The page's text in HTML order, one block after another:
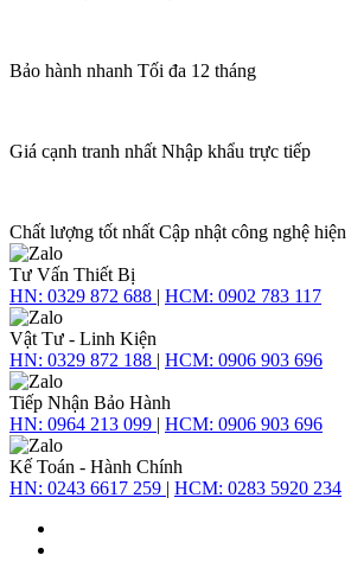
Bảo hành nhanh Tối đa 12 tháng
Giá cạnh tranh nhất Nhập khẩu trực tiếp
Chất lượng tốt nhất Cập nhật công nghệ
Tư Vấn Thiết Bị
HN: 0329 872 688 | HCM: 0902 783 117
Vật Tư - Linh Kiện
HN: 0329 872 188 | HCM: 0906 903 696
Tiếp Nhận Bảo Hành
HN: 0964 213 099 | HCM: 0906 903 696
Kế Toán - Hành Chính
HN: 0243 6617 259 | HCM: 0283 5920 234